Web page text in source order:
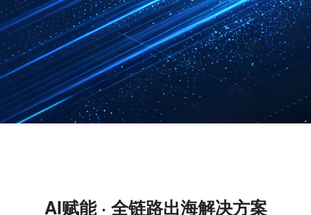
AI赋能 · 全链路出海解决方案